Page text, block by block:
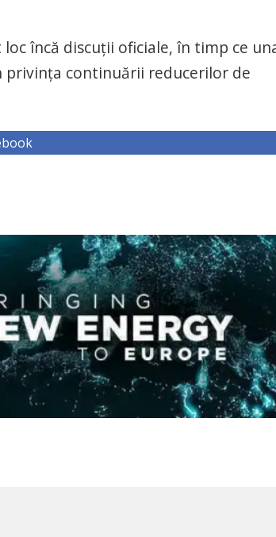
încă discuții oficiale, în timp ce
privința continuării reducerilor de